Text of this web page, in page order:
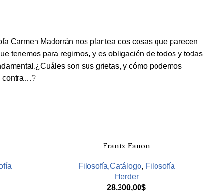
Carmen Madorrán nos plantea dos cosas que parecen
tenemos para regirnos, y es obligación de todos y todas
son sus grietas, y cómo podemos
contra…?
Frantz Fanon
Filosofía,Catálogo, Filosofía
Herder
28.300,00$